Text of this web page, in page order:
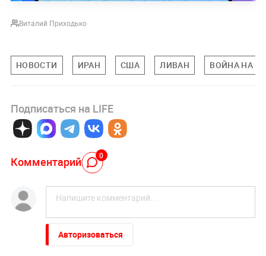
Виталий Приходько
НОВОСТИ ИРАН США ЛИВАН ВОЙНА НА
Подписаться на LIFE
Комментарий 0
Авторизоваться